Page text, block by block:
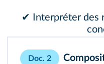
✔ Interpréter des
Doc. 2